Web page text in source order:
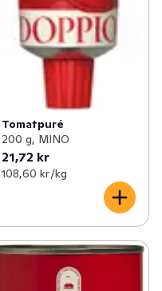
Tomatpuré
200 g, MINO
21,72 kr
108,60 kr /kg